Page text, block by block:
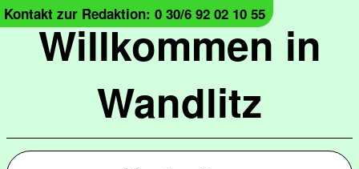
Willkommen in
Wandlitz
Kontakt zur Redaktion: 0 30/6 92 02 10 55